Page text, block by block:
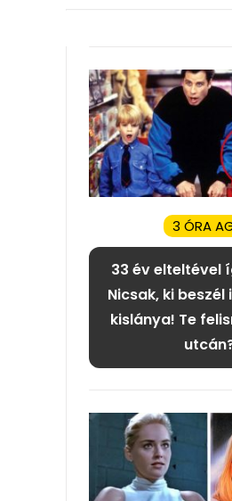
3 ÓRA
33 év elteltével
Nicsak, ki
kislánya! Te